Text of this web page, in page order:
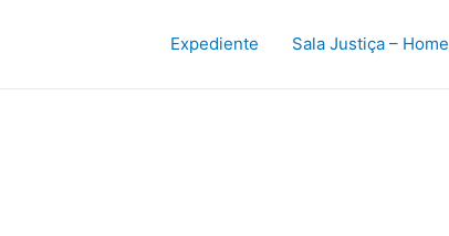
Expediente Sala Justiça – Home